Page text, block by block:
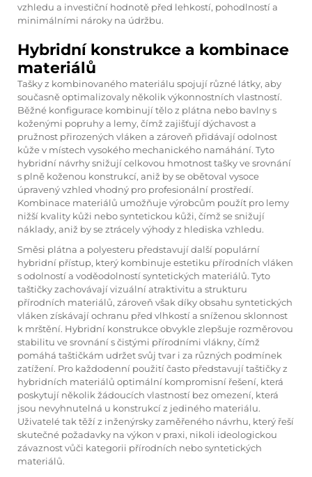
vzhledu a investiční hodnotě před lehkostí, pohodlností a
minimálními nároky na údržbu.
Hybridní konstrukce a kombinace
materiálů
Tašky z kombinovaného materiálu spojují různé látky, aby
současně optimalizovaly několik výkonnostních vlastností.
Běžné konfigurace kombinují tělo z plátna nebo bavlny s
koženými popruhy a lemy, čímž zajišťují dýchavost a
pružnost přirozených vláken a zároveň přidávají odolnost
kůže v místech vysokého mechanického namáhání. Tyto
hybridní návrhy snižují celkovou hmotnost tašky ve srovnání
s plně koženou konstrukcí, aniž by se obětoval vysoce
úpravený vzhled vhodný pro profesionální prostředí.
Kombinace materiálů umožňuje výrobcům použít pro lemy
nižší kvality kůži nebo syntetickou kůži, čímž se snižují
náklady, aniž by se ztrácely výhody z hlediska vzhledu.
Směsi plátna a polyesteru představují další populární
hybridní přístup, který kombinuje estetiku přírodních vláken
s odolností a voděodolností syntetických materiálů. Tyto
taštičky zachovávají vizuální atraktivitu a strukturu
přírodních materiálů, zároveň však díky obsahu syntetických
vláken získávají ochranu před vlhkostí a sníženou sklonnost
k mrštění. Hybridní konstrukce obvykle zlepšuje rozměrovou
stabilitu ve srovnání s čistými přírodními vlákny, čímž
pomáhá taštičkám udržet svůj tvar i za různých podmínek
zatížení. Pro každodenní použití často představují taštičky z
hybridních materiálů optimální kompromisní řešení, která
poskytují několik žádoucích vlastností bez omezení, která
jsou nevyhnutelná u konstrukcí z jediného materiálu.
Uživatelé tak těží z inženýrsky zaměřeného návrhu, který řeší
skutečné požadavky na výkon v praxi, nikoli ideologickou
závaznost vůči kategorii přírodních nebo syntetických
materiálů.